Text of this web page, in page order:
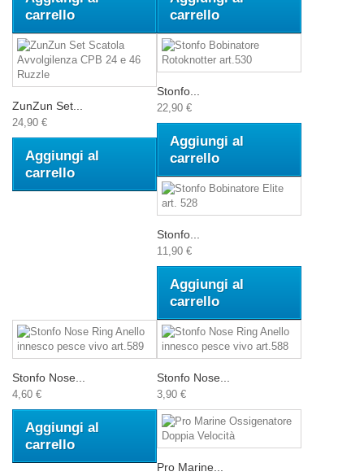
carrello
carrello
ZunZun Set...
24,90 €
Aggiungi al
carrello
Stonfo...
22,90 €
Aggiungi al
carrello
Stonfo...
11,90 €
Aggiungi al
carrello
Stonfo Nose...
4,60 €
Aggiungi al
carrello
Stonfo Nose...
3,90 €
Pro Marine...